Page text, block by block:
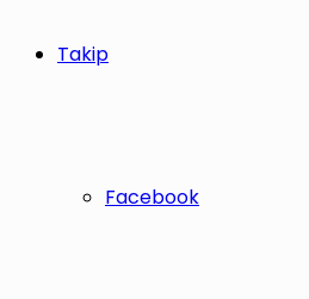
Takip
Facebook